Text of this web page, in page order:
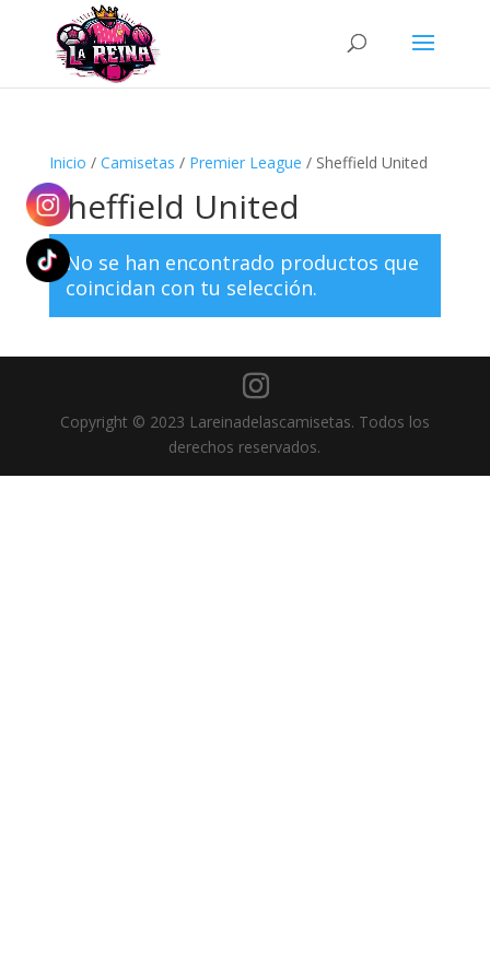
Búsqueda
productos
Inicio / Camisetas / Premier League / Sheffield United
Sheffield United
No se han encontrado productos que
coincidan con tu selección.
Copyright © 2023 Lareinadelascamisetas. Todos los
derechos reservados.